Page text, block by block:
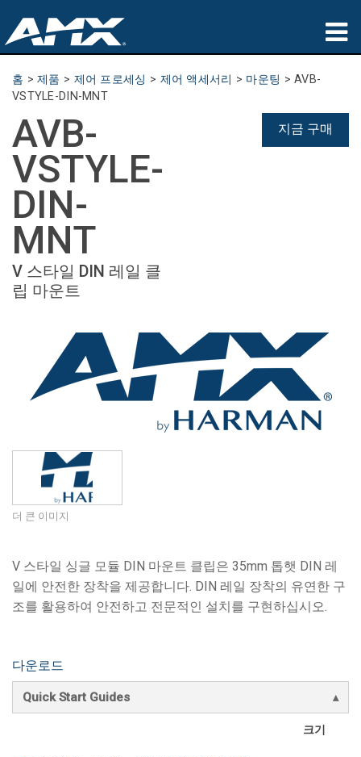
제품
파트너
구매처
교육
지원
소개
언어/지역
홈 >제품 > 제어 프로세싱 > 제어 액세서리 > 마운팅 >AVB-
VSTYLE-DIN-MNT
AVB-
VSTYLE-
DIN-
MNT
V 스타일 DIN 레일 클
립 마운트
지금 구매
더 큰 이미지
V 스타일 싱글 모듈 DIN 마운트 클립은 35mm 톱햇 DIN 레
일에 안전한 장착을 제공합니다. DIN 레일 장착의 유연한 구
조를 활용하여 안전하고 전문적인 설치를 구현하십시오.
다운로드
Quick Start Guides
크기